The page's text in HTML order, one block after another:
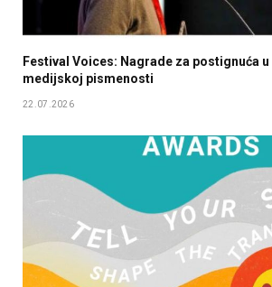
Festival Voices: Nagrade za postignuća
medijskoj pismenosti
22.07.2026